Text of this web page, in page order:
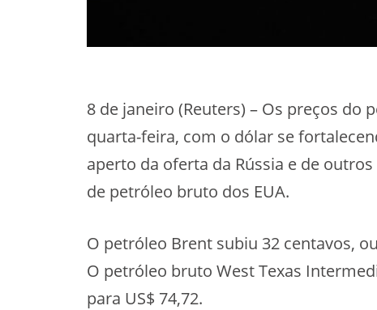
8 de janeiro (Reuters) – Os preços
quarta-feira, com o dólar se
aperto da oferta da Rússia e de
de petróleo bruto dos EUA.
O petróleo Brent subiu 32 centavos,
O petróleo bruto West Texas
para US$ 74,72.